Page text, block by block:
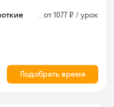
от 1077 ₽ / урок
Подобрать время